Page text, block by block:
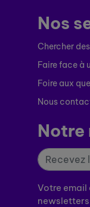
Nos
Chercher
Faire face à
Foire aux
Nous
Votre email